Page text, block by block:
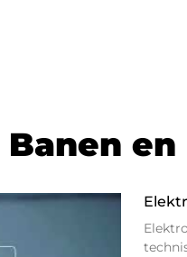
Banen en